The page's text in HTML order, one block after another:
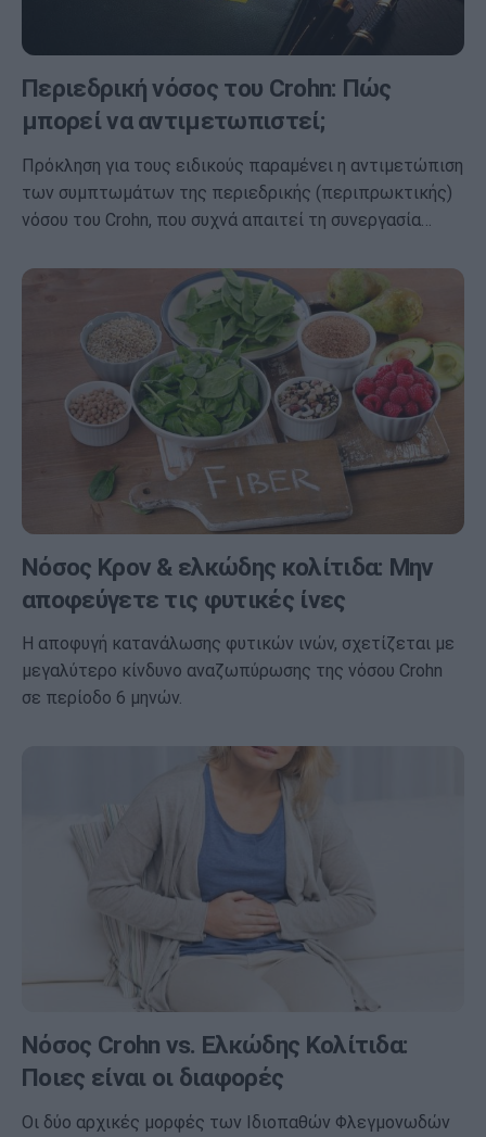
Περιεδρική νόσος του Crohn: Πώς
μπορεί να αντιμετωπιστεί;
Πρόκληση για τους ειδικούς παραμένει η αντιμετώπιση
των συμπτωμάτων της περιεδρικής (περιπρωκτικής)
νόσου του Crohn, που συχνά απαιτεί τη συνεργασία…
Νόσος Κρον & ελκώδης κολίτιδα: Μην
αποφεύγετε τις φυτικές ίνες
Η αποφυγή κατανάλωσης φυτικών ινών, σχετίζεται με
μεγαλύτερο κίνδυνο αναζωπύρωσης της νόσου Crohn
σε περίοδο 6 μηνών.
Νόσος Crohn vs. Ελκώδης Κολίτιδα:
Ποιες είναι οι διαφορές
Οι δύο αρχικές μορφές των Ιδιοπαθών Φλεγμονωδών